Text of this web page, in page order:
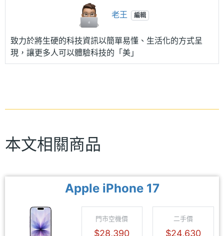
老王 編輯
致力於將生硬的科技資訊以簡單易懂、生活化的方式呈
現，讓更多人可以體驗科技的「美」
本文相關商品
Apple iPhone 17
門市空機價
$28,390
二手價
$24,630